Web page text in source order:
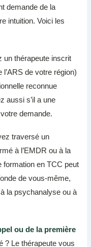
demande de la
intuition. Voici les
un thérapeute inscrit
de votre région)
reconnue
aussi s’il a une
demande.
traversé un
à l’EMDR ou à la
formation en TCC peut
de vous-même,
la psychanalyse ou à
ou de la première
? Le thérapeute vous